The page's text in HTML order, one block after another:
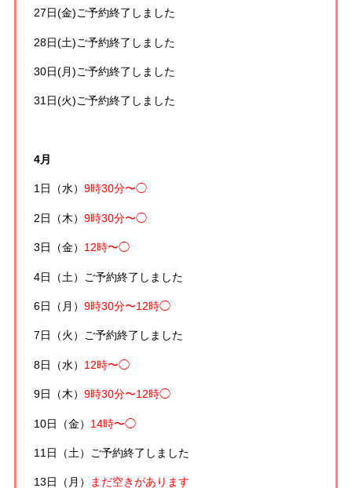
27日(金) ご予約終了しました
28日(土) ご予約終了しました
30日(月) ご予約終了しました
31日(火) ご予約終了しました
4月
1日（水） 9時30分〜◯
2日（木） 9時30分〜◯
3日（金） 12時〜◯
4日（土） ご予約終了しました
6日（月） 9時30分〜12時◯
7日（火） ご予約終了しました
8日（水） 12時〜◯
9日（木） 9時30分〜12時◯
10日（金） 14時〜◯
11日（土） ご予約終了しました
13日（月） まだ空きがあります